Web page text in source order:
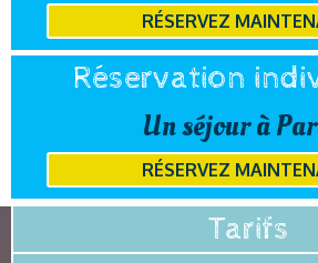
RÉSERVEZ
Réservation
Un séjour à
RÉSERVEZ
Tarifs